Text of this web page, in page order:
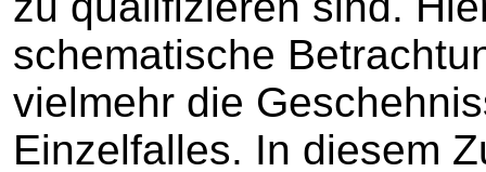
schematische
vielmehr die
Einzelfalles. In diesem